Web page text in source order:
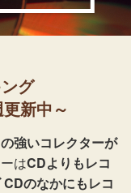
グ
新中～
強いコレクターが
はCDよりもレコ
CDのなかにもレコ